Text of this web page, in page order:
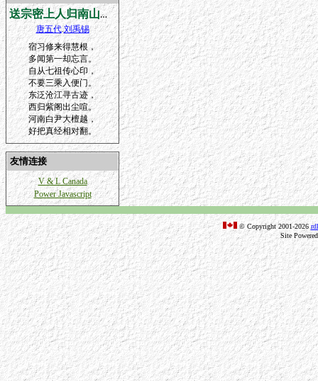
送宗密上人归南山草堂寺,因谒河南尹白侍郎
唐五代.刘禹锡
宿习修来得慧根，
多闻第一却忘言。
自从七祖传心印，
不要三乘入便门。
东泛沧江寻古迹，
西归紫阁出尘喧。
河南白尹大檀越，
好把真经相对翻。
友情连接
V & L Canada
Power Javascript
© Copyright 2001-2026
Site